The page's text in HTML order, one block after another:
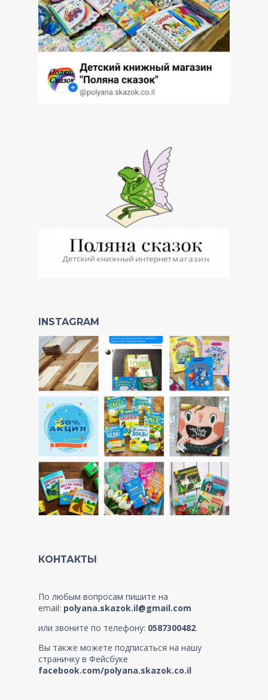
INSTAGRAM
КОНТАКТЫ
По любым вопросам пишите на
email: polyana.skazok.il@gmail.com
или звоните по телефону: 0587300482.
Вы также можете подписаться на нашу
страничку в Фейсбуке
facebook.com/polyana.skazok.co.il